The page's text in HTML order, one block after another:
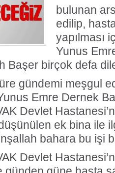
bulunan
edilip,
yapılması
Yunus
Başer birçok defa
gündemi meşgul
Emre Dernek
Devlet
düşünülen ek bina ile
bahara bu işi
Devlet